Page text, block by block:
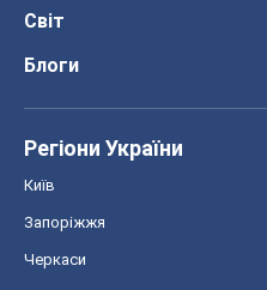
Світ
Блоги
Регіони України
Київ
Запоріжжя
Черкаси